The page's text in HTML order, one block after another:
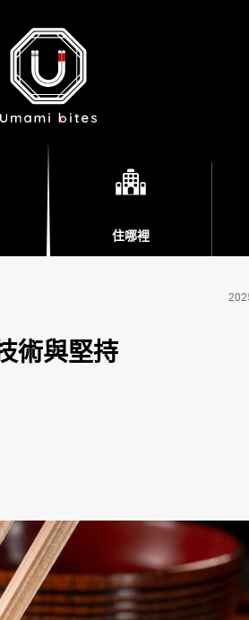
住哪裡
術與堅持